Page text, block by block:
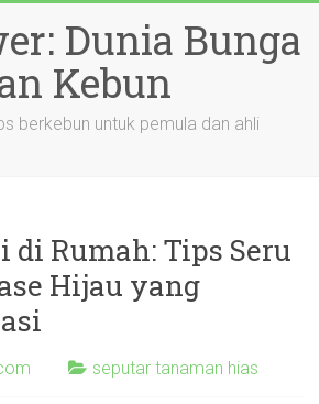
Dunia Bunga
Kebun
berkebun untuk pemula dan ahli
Rumah: Tips Seru
Hijau yang
seputar tanaman hias